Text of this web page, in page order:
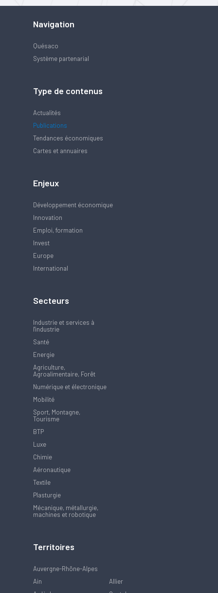
Navigation
Quésaco
Système partenarial
Type de contenus
Actualités
Publications
Tendances économiques
Cartes et annuaires
Enjeux
Développement économique
Innovation
Emploi, formation
Invest
Europe
International
Secteurs
Industrie et services à
l'industrie
Santé
Energie
Agriculture,
Agroalimentaire, Forêt
Numérique et électronique
Mobilité
Sport, Montagne,
Tourisme
BTP
Luxe
Chimie
Aéronautique
Textile
Plasturgie
Mécanique, métallurgie,
machines et robotique
Territoires
Auvergne-Rhône-Alpes
Ain
Allier